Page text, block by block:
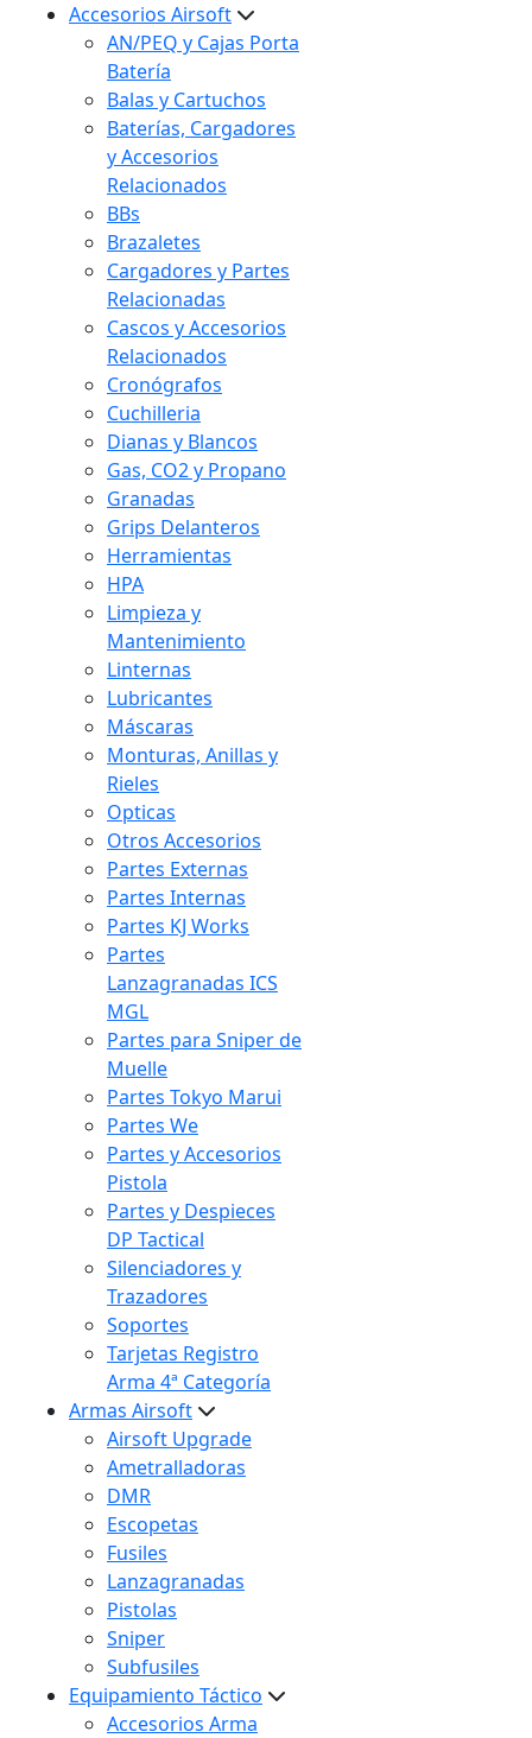
Accesorios Airsoft
AN/PEQ y Cajas Porta
Batería
Balas y Cartuchos
Baterías, Cargadores
y Accesorios
Relacionados
BBs
Brazaletes
Cargadores y Partes
Relacionadas
Cascos y Accesorios
Relacionados
Cronógrafos
Cuchilleria
Dianas y Blancos
Gas, CO2 y Propano
Granadas
Grips Delanteros
Herramientas
HPA
Limpieza y
Mantenimiento
Linternas
Lubricantes
Máscaras
Monturas, Anillas y
Rieles
Opticas
Otros Accesorios
Partes Externas
Partes Internas
Partes KJ Works
Partes
Lanzagranadas ICS
MGL
Partes para Sniper de
Muelle
Partes Tokyo Marui
Partes We
Partes y Accesorios
Pistola
Partes y Despieces
DP Tactical
Silenciadores y
Trazadores
Soportes
Tarjetas Registro
Arma 4ª Categoría
Armas Airsoft
Airsoft Upgrade
Ametralladoras
DMR
Escopetas
Fusiles
Lanzagranadas
Pistolas
Sniper
Subfusiles
Equipamiento Táctico
Accesorios Arma